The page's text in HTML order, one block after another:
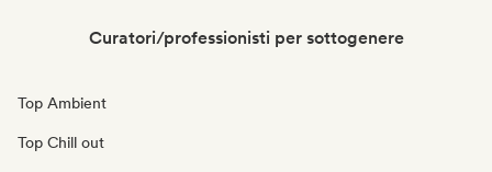
Curatori/professionisti per sottogenere
Top Ambient
Top Chill out